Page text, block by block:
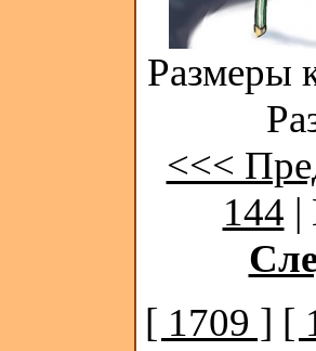
Размеры
<<<
144 |
[ 1709 ] [